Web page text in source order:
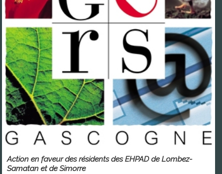
Action en faveur des résidents des EHPAD de Lombez-
Samatan et de Simorre